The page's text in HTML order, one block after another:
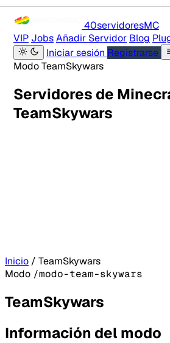
40servidoresMC
VIP JobsAñadir Servidor Blog
Iniciar sesión Registrarse
Modo TeamSkywars
Servidores de
TeamSkywars
Inicio / TeamSkywars
Modo /modo-team-skywars
TeamSkywars
Información del modo